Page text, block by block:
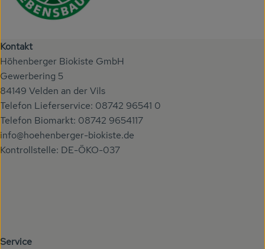
Kontakt
Höhenberger Biokiste GmbH
Gewerbering 5
84149 Velden an der Vils
Telefon Lieferservice: 08742 96541 0
Telefon Biomarkt: 08742 9654117
info@hoehenberger-biokiste.de
Kontrollstelle: DE-ÖKO-037
Service